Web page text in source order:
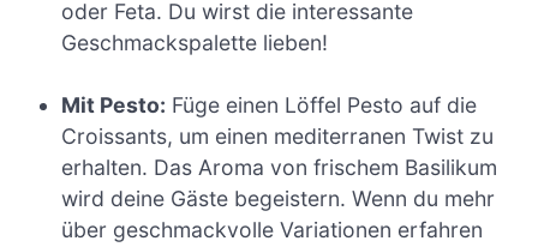
oder Feta. Du wirst die interessante
Geschmackspalette lieben!
Mit Pesto: Füge einen Löffel Pesto auf die
Croissants, um einen mediterranen Twist zu
erhalten. Das Aroma von frischem Basilikum
wird deine Gäste begeistern. Wenn du mehr
über geschmackvolle Variationen erfahren